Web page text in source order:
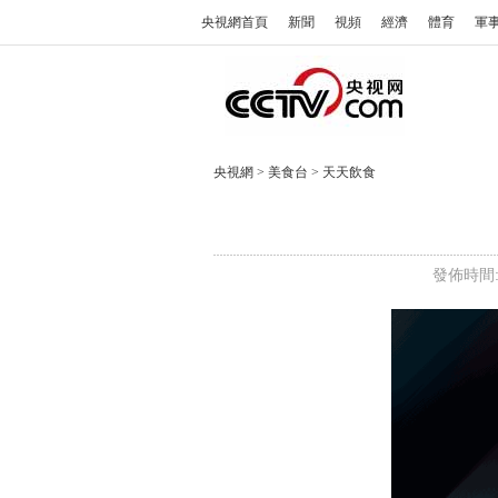
央視網首頁 新聞 視頻 經濟 體育 軍
央視網 > 美食台 > 天天飲食
發佈時